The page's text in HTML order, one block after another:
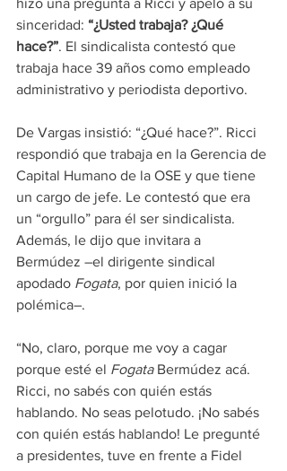
hizo una pregunta a Ricci y apeló a su
sinceridad: “¿Usted trabaja? ¿Qué
hace?”. El sindicalista contestó que
trabaja hace 39 años como empleado
administrativo y periodista deportivo.
De Vargas insistió: “¿Qué hace?”. Ricci
respondió que trabaja en la Gerencia de
Capital Humano de la OSE y que tiene
un cargo de jefe. Le contestó que era
un “orgullo” para él ser sindicalista.
Además, le dijo que invitara a
Bermúdez –el dirigente sindical
apodado Fogata, por quien inició la
polémica–.
“No, claro, porque me voy a cagar
porque esté el Fogata Bermúdez acá.
Ricci, no sabés con quién estás
hablando. No seas pelotudo. ¡No sabés
con quién estás hablando! Le pregunté
a presidentes, tuve en frente a Fidel